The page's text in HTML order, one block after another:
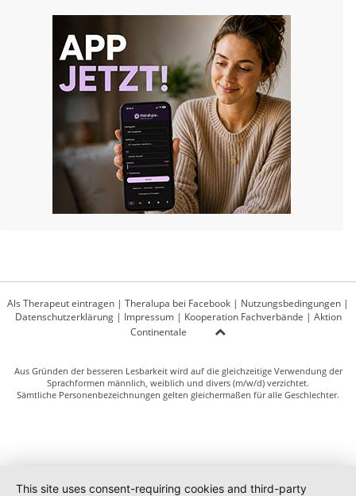
Als Therapeut eintragen | Theralupa bei Facebook | Nutzungsbedingungen |
Datenschutzerklärung| Impressum| Kooperation Fachverbände | Aktion
Continentale
Aus Gründen der besseren Lesbarkeit wird auf die gleichzeitige Verwendung der
Sprachformen männlich, weiblich und divers (m/w/d) verzichtet.
Sämtliche Personenbezeichnungen gelten gleichermaßen für alle Geschlechter.
This site uses consent-requiring cookies and third-party